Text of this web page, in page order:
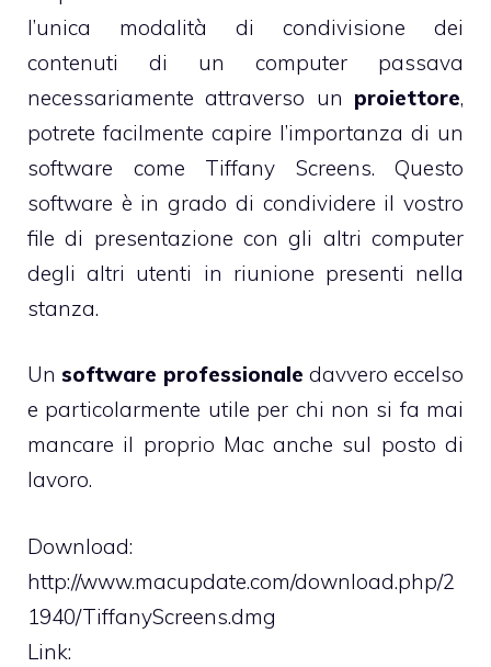
l’unica modalità di condivisione dei
contenuti di un computer passava
necessariamente attraverso un proiettore,
potrete facilmente capire l’importanza di un
software come Tiffany Screens. Questo
software è in grado di condividere il vostro
file di presentazione con gli altri computer
degli altri utenti in riunione presenti nella
stanza.
Unsoftware professionale davvero eccelso
e particolarmente utile per chi non si fa mai
mancare il proprio Mac anche sul posto di
lavoro.
Download:
http://www.macupdate.com/download.php/2
1940/TiffanyScreens.dmg
Link: